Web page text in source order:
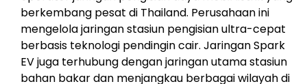
berkembang pesat di Thailand. Perusahaan ini
mengelola jaringan stasiun pengisian ultra-cepat
berbasis teknologi pendingin cair. Jaringan Spark
EV juga terhubung dengan jaringan utama stasiun
bahan bakar dan menjangkau berbagai wilayah di